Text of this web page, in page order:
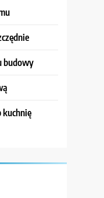
budowy
kuchnię